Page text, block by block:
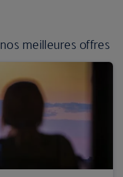
nos meilleures offres